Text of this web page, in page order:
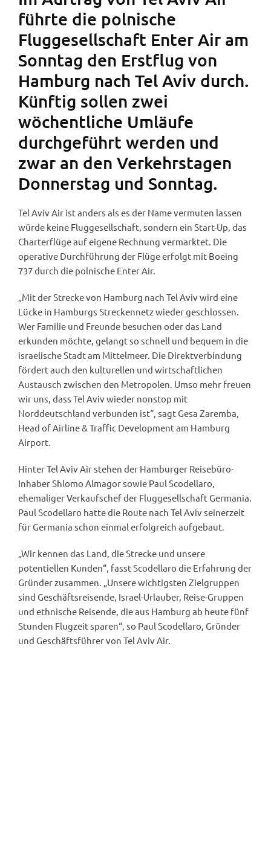
führte die polnische
Fluggesellschaft Enter Air am
Sonntag den Erstflug von
Hamburg nach Tel Aviv durch.
Künftig sollen zwei
wöchentliche Umläufe
durchgeführt werden und
zwar an den Verkehrstagen
Donnerstag und Sonntag.
Tel Aviv Air ist anders als es der Name vermuten lassen
würde keine Fluggesellschaft, sondern ein Start-Up, das
Charterflüge auf eigene Rechnung vermarktet. Die
operative Durchführung der Flüge erfolgt mit Boeing
737 durch die polnische Enter Air.
„Mit der Strecke von Hamburg nach Tel Aviv wird eine
Lücke in Hamburgs Streckennetz wieder geschlossen.
Wer Familie und Freunde besuchen oder das Land
erkunden möchte, gelangt so schnell und bequem in die
israelische Stadt am Mittelmeer. Die Direktverbindung
fördert auch den kulturellen und wirtschaftlichen
Austausch zwischen den Metropolen. Umso mehr freuen
wir uns, dass Tel Aviv wieder nonstop mit
Norddeutschland verbunden ist“, sagt Gesa Zaremba,
Head of Airline & Traffic Development am Hamburg
Airport.
Hinter Tel Aviv Air stehen der Hamburger Reisebüro-
Inhaber Shlomo Almagor sowie Paul Scodellaro,
ehemaliger Verkaufschef der Fluggesellschaft Germania.
Paul Scodellaro hatte die Route nach Tel Aviv seinerzeit
für Germania schon einmal erfolgreich aufgebaut.
„Wir kennen das Land, die Strecke und unsere
potentiellen Kunden“, fasst Scodellaro die Erfahrung der
Gründer zusammen. „Unsere wichtigsten Zielgruppen
sind Geschäftsreisende, Israel-Urlauber, Reise-Gruppen
und ethnische Reisende, die aus Hamburg ab heute fünf
Stunden Flugzeit sparen“, so Paul Scodellaro, Gründer
und Geschäftsführer von Tel Aviv Air.